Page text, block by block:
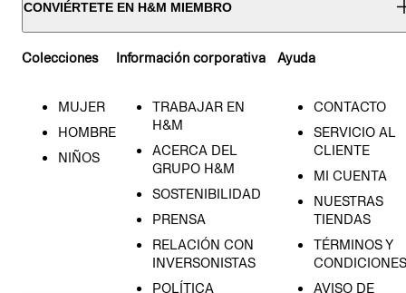
CONVIÉRTETE EN H&M MIEMBRO
Colecciones
MUJER
HOMBRE
NIÑOS
Información corporativa
TRABAJAR EN
H&M
ACERCA DEL
GRUPO H&M
SOSTENIBILIDAD
PRENSA
RELACIÓN CON
INVERSONISTAS
POLÍTICA
Ayuda
CONTACTO
SERVICIO AL
CLIENTE
MI CUENTA
NUESTRAS
TIENDAS
TÉRMINOS Y
CONDICIONES
AVISO DE